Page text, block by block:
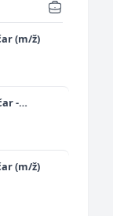
(m/ž)
-
(m/ž)